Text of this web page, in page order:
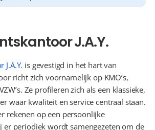
J.A.Y.
J.A.Y. is gevestigd in het hart van
richt zich voornamelijk op KMO’s,
Ze profileren zich als een klassieke,
waar kwaliteit en service centraal staan.
rekenen op een persoonlijke
er periodiek wordt samengezeten om de